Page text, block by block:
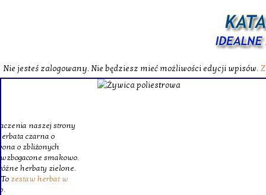
Nie jesteś zalogowany. Nie będziesz mieć możliwości edycji wpisów.